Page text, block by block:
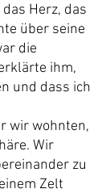
Herz, das
über seine
die
ihm,
und dass ich
wir wohnten,
Wir
zu
Zelt